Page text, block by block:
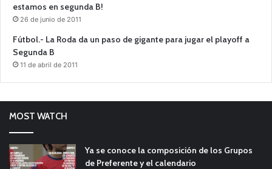
estamos en segunda B!
26 de junio de 2011
Fútbol.- La Roda da un paso de gigante para jugar el playoff a
Segunda B
11 de abril de 2011
MOST WATCH
Ya se conoce la composición de los Grupos
de Preferente y el calendario